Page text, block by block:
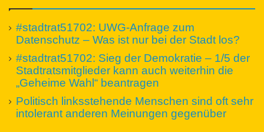
#stadtrat51702: UWG-Anfrage zum
Datenschutz – Was ist nur bei der Stadt los?
#stadtrat51702: Sieg der Demokratie – 1/5 der
Stadtratsmitglieder kann auch weiterhin die
„Geheime Wahl“ beantragen
Politisch linksstehende Menschen sind oft sehr
intolerant anderen Meinungen gegenüber